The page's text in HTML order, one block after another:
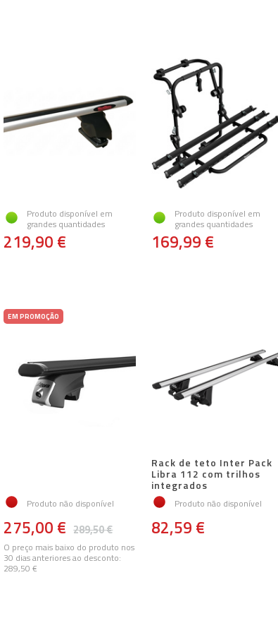
Produto disponível em
grandes quantidades
219,90 €
Produto disponível em
grandes quantidades
169,99 €
EM PROMOÇÃO
Produto não disponível
289,50 €
275,00 €
O preço mais baixo do produto nos
30 dias anteriores ao desconto:
289,50 €
Rack de teto Inter Pack
Libra 112 com trilhos
integrados
Produto não disponível
82,59 €